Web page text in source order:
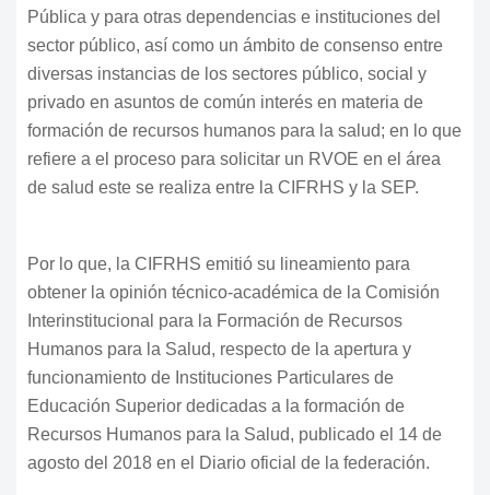
Pública y para otras dependencias e instituciones del
sector público, así como un ámbito de consenso entre
diversas instancias de los sectores público, social y
privado en asuntos de común interés en materia de
formación de recursos humanos para la salud; en lo que
refiere a el proceso para solicitar un RVOE en el área
de salud este se realiza entre la CIFRHS y la SEP.
Por lo que, la CIFRHS emitió su lineamiento para
obtener la opinión técnico-académica de la Comisión
Interinstitucional para la Formación de Recursos
Humanos para la Salud, respecto de la apertura y
funcionamiento de Instituciones Particulares de
Educación Superior dedicadas a la formación de
Recursos Humanos para la Salud, publicado el 14 de
agosto del 2018 en el Diario oficial de la federación.